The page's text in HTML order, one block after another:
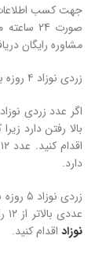
جهت کسب اطلاعات
مشاوره رایگان
زردی نوزاد ۴ روزه باید زیر عدد ۱۲ باشد.
بالا رفتن دارد
دارد.
عددی بالاتر از ۱۲ را ملاحظه می‌کنید باید جهت
نوزاد اقدام کنید.